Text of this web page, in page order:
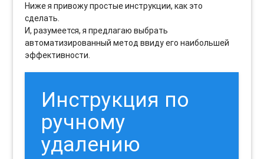
Ниже я привожу простые инструкции, как это
сделать.
И, разумеется, я предлагаю выбрать
автоматизированный метод ввиду его наибольшей
эффективности.
Инструкция по
ручному
удалению